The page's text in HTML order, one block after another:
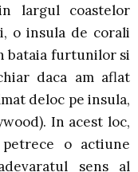
largul coastelor
o insula de corali
bataia furtunilor si
daca am aflat
deloc pe insula,
In acest loc,
o actiune
sens al